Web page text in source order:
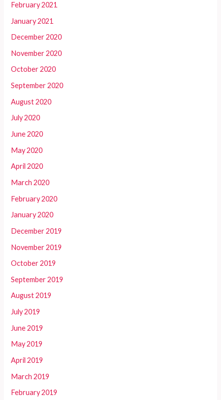
February 2021
January 2021
December 2020
November 2020
October 2020
September 2020
August 2020
July 2020
June 2020
May 2020
April 2020
March 2020
February 2020
January 2020
December 2019
November 2019
October 2019
September 2019
August 2019
July 2019
June 2019
May 2019
April 2019
March 2019
February 2019